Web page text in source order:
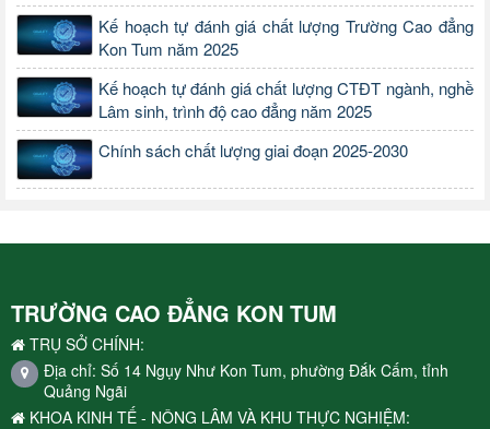
Kế hoạch tự đánh giá chất lượng Trường Cao đẳng
Kon Tum năm 2025
Kế hoạch tự đánh giá chất lượng CTĐT ngành, nghề
Lâm sinh, trình độ cao đẳng năm 2025
Chính sách chất lượng giai đoạn 2025-2030
TRƯỜNG CAO ĐẲNG KON TUM
TRỤ SỞ CHÍNH:
Địa chỉ: Số 14 Ngụy Như Kon Tum, phường Đắk Cấm, tỉnh
Quảng Ngãi
KHOA KINH TẾ - NÔNG LÂM VÀ KHU THỰC NGHIỆM: